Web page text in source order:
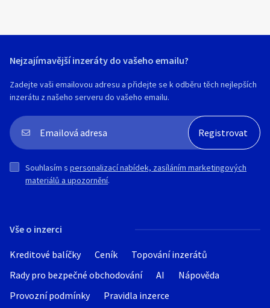
Vše o inzerci
Kreditové balíčky Ceník
Topování inzerátů
Rady pro bezpečné obchodování
AI
Nápověda
Provozní podmínky
Pravidla inzerce
Nejzajímavější inzeráty do vašeho emailu?
Zadejte vaši emailovou adresu a přidejte se k odběru těch nejlepších
inzerátu z našeho serveru do vašeho emailu.
Souhlasím s personalizací nabídek, zasíláním marketingových
materiálů a upozornění.